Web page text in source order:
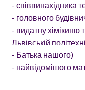
- співвинахідника
- головного
- видатну хімікиню
Львівській
- Батька нашого)
- найвідомішого